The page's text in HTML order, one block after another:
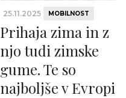
25.11.2025 MOBILNOST
Prihaja zima in z
njo tudi zimske
gume. Te so
najboljše v Evropi